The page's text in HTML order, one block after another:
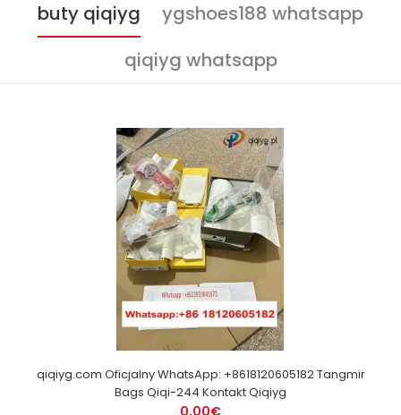
buty qiqiyg
ygshoes188 whatsapp
qiqiyg whatsapp
qiqiyg.com Oficjalny WhatsApp: +8618120605182 Tangmir
Bags Qiqi-244 Kontakt Qiqiyg